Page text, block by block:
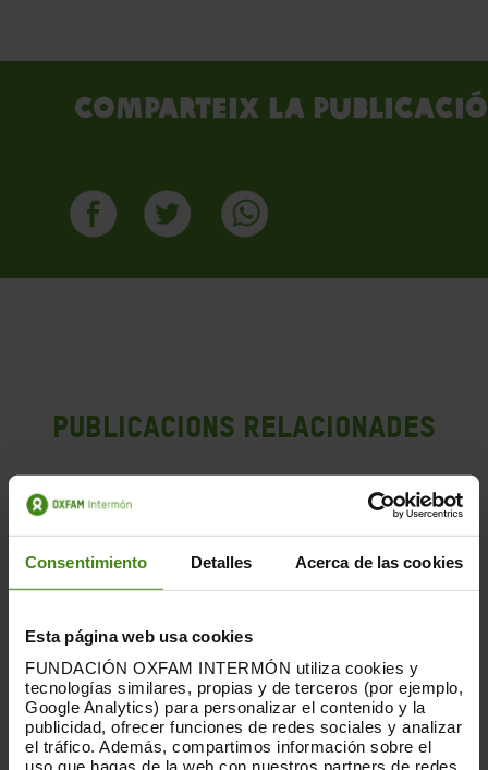
Consentimiento Detalles Acerca de las cookies
Esta página web usa cookies
FUNDACIÓN OXFAM INTERMÓN utiliza cookies y
tecnologías similares, propias y de terceros (por ejemplo,
Google Analytics) para personalizar el contenido y la
publicidad, ofrecer funciones de redes sociales y analizar
el tráfico. Además, compartimos información sobre el
uso que hagas de la web con nuestros partners de redes
Comparteix la publicació
Publicacions Relacionades